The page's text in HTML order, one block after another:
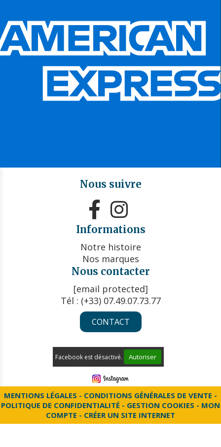
Nous suivre
 
Informations
Notre histoire
Nos marques
Nous contacter
[email protected]
Tél : (+33) 07.49.07.73.77
CONTACT
Facebook est désactivé. Autoriser
MENTIONS LÉGALES
CONDITIONS GÉNÉRALES DE VENTE
POLITIQUE DE CONFIDENTIALITÉ
GESTION COOKIES
MON
COMPTE
CRÉER UN SITE INTERNET